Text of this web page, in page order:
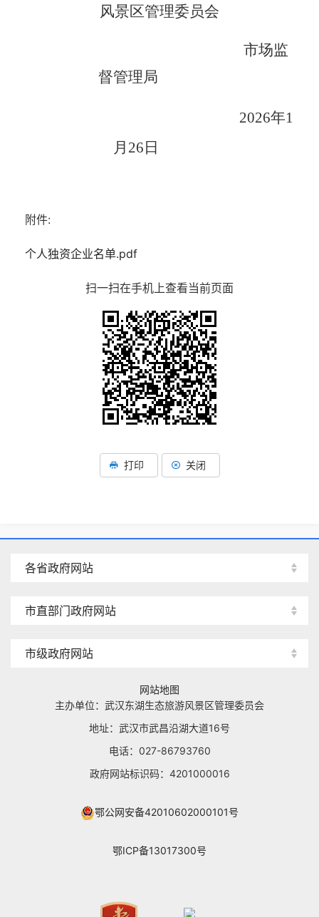
风景区管理委员会
市场监
督管理局
2026年1
月26日
附件:
个人独资企业名单.pdf
扫一扫在手机上查看当前页面
打印 关闭
各省政府网站
市直部门政府网站
市级政府网站
网站地图
主办单位：武汉东湖生态旅游风景区管理委员会
地址：武汉市武昌沿湖大道16号
电话：027-86793760
政府网站标识码：4201000016
鄂公网安备42010602000101号
鄂ICP备13017300号